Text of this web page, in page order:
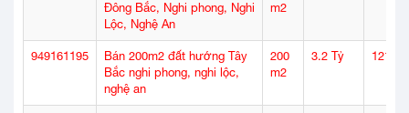
Đông Bắc, Nghi phong, Nghi
Lộc, Nghệ An
m2
949161195
Bán 200m2 đất hướng Tây
Bắc nghi phong, nghi lộc,
nghệ an
200
m2
3.2 Tỷ 121